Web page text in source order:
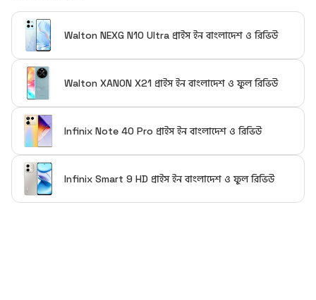
Walton NEXG N10 Ultra প্রাইস ইন বাংলাদেশ ও রিভিউ
Walton XANON X21 প্রাইস ইন বাংলাদেশ ও ফুল রিভিউ
Infinix Note 40 Pro প্রাইস ইন বাংলাদেশ ও রিভিউ
Infinix Smart 9 HD প্রাইস ইন বাংলাদেশ ও ফুল রিভিউ